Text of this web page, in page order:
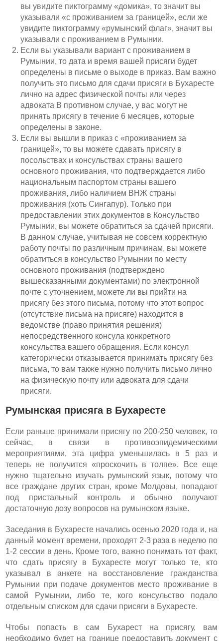
вы увидите пиктограмму «домика», то значит вы
указывали «с проживанием за границей», если же
увидите пиктограмму «румынский флаг», значит вы
указывали с проживанием в Румынии.
Если вы указывали вариант с проживанием в
Румынии, то дата и время вашей присяги будет
определены в письме о выходе в приказ. Вам важно
получить это письмо для сдачи присяги в Бухаресте
лично на адрес физической почты или через
адвоката В противном случае, у вас могут не
принять присягу в течение 6 месяцев, которые
определены в законе.
Если вы вышли в приказ с «проживанием за
границей», то вы можете сдавать присягу в
посольствах и консульствах страны вашего
основного проживания, что подтверждается либо
национальным паспортом страны вашего
проживания, либо наличием ВНЖ страны
проживания (хоть Сингапур). Только при
предоставлении этих документов в Консульство
Румынии, вы можете обратиться за сдачей присяги.
В данном случае, учитывая не совсем корректную
работу почты по различным причинам, вы можете
обратиться в консульство Румынии по месту
основного проживания (подтверждено
вышесказанными документами) по электронной
почте с уточнением, можете ли вы прийти на
присягу без этого письма, потому что этот вопрос
(отсутствие письма на присяге) находится в
ведомстве (право принятия решения)
непосредственного консула конкретного
консульства вашего обращения. Если консул
категорически отказывается принимать присягу без
письма, то вам также нужно получить письмо лично
на физическую почту или адвоката для сдачи
присяги.
Румынская присяга в Бухаресте
Если раньше принимали присягу по 200-250 человек, то
сейчас, в связи в противоэпидемическими
мероприятиями, эта цифра уменьшилась в 5 раз и
теперь не получится «проскочить в толпе». Все еще
нужно тщательно изучать румынский язык, потому что
все граждане других стран, кроме Молдовы, попадают
под пристальный контроль и обычно получают
достаточную дозу вопросов на румынском языке.
Заседания в Бухаресте начались осенью 2020 года и, на
данный момент времени, проходят 2-3 раза в неделю по
1-2 сессии в день. Кроме того, важно понимать тот факт,
что сдать присягу в Бухаресте могут только те, кто
указывал в анкете на восстановление гражданства
Румынии при подаче документов место проживание в
самой Румынии, либо те, кого консульство подало
отдельным списком для сдачи присяги в Бухаресте.
Чтобы попасть в сам Бухарест на присягу, вам
необходимо будет на границе предоставить документ с